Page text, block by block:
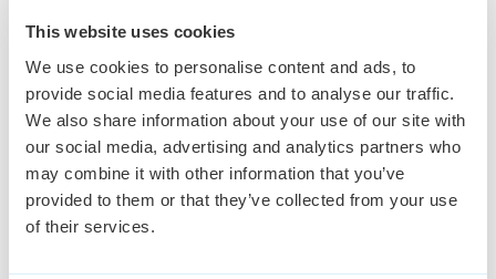
This website uses cookies
We use cookies to personalise content and ads, to
provide social media features and to analyse our traffic.
We also share information about your use of our site with
our social media, advertising and analytics partners who
may combine it with other information that you’ve
provided to them or that they’ve collected from your use
of their services.
Deel dit kennis artikel
E-mail FacebookLinkedInTwitterWhatsapp